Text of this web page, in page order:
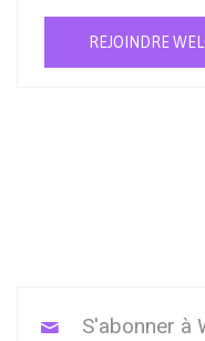
REJOINDRE
S'abonner à